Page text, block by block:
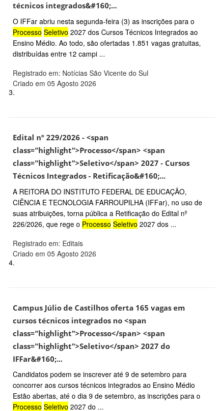
técnicos integrados&#160;...
O IFFar abriu nesta segunda-feira (3) as inscrições para o
Processo Seletivo 2027 dos Cursos Técnicos Integrados ao
Ensino Médio. Ao todo, são ofertadas 1.851 vagas gratuitas,
distribuídas entre 12 campi ...
Registrado em: Notícias São Vicente do Sul
Criado em 05 Agosto 2026
3.
Edital nº 229/2026 - <span
class="highlight">Processo</span> <span
class="highlight">Seletivo</span> 2027 - Cursos
Técnicos Integrados - Retificação&#160;...
A REITORA DO INSTITUTO FEDERAL DE EDUCAÇÃO,
CIÊNCIA E TECNOLOGIA FARROUPILHA (IFFar), no uso de
suas atribuições, torna pública a Retificação do Edital nº
226/2026, que rege o Processo Seletivo 2027 dos ...
Registrado em: Editais
Criado em 05 Agosto 2026
4.
Campus Júlio de Castilhos oferta 165 vagas em
cursos técnicos integrados no <span
class="highlight">Processo</span> <span
class="highlight">Seletivo</span> 2027 do
IFFar&#160;...
Candidatos podem se inscrever até 9 de setembro para
concorrer aos cursos técnicos integrados ao Ensino Médio
Estão abertas, até o dia 9 de setembro, as inscrições para o
Processo Seletivo 2027 do ...